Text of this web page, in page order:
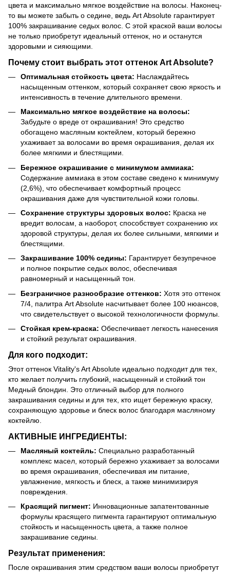
цвета и максимально мягкое воздействие на волосы. Наконец-
то вы можете забыть о седине, ведь Art Absolute гарантирует
100% закрашивание седых волос. С этой краской ваши волосы
не только приобретут идеальный оттенок, но и останутся
здоровыми и сияющими.
Почему стоит выбрать этот оттенок Art Absolute?
Оптимальная стойкость цвета: Наслаждайтесь
насыщенным оттенком, который сохраняет свою яркость и
интенсивность в течение длительного времени.
Максимально мягкое воздействие на волосы:
Забудьте о вреде от окрашивания! Это средство
обогащено масляным коктейлем, который бережно
ухаживает за волосами во время окрашивания, делая их
более мягкими и блестящими.
Бережное окрашивание с минимумом аммиака:
Содержание аммиака в этом составе сведено к минимуму
(2,6%), что обеспечивает комфортный процесс
окрашивания даже для чувствительной кожи головы.
Сохранение структуры здоровых волос: Краска не
вредит волосам, а наоборот, способствует сохранению их
здоровой структуры, делая их более сильными, мягкими и
блестящими.
Закрашивание 100% седины: Гарантирует безупречное
и полное покрытие седых волос, обеспечивая
равномерный и насыщенный тон.
Безграничное разнообразие оттенков: Хотя это оттенок
7/4, палитра Art Absolute насчитывает более 100 нюансов,
что свидетельствует о высокой технологичности формулы.
Стойкая крем-краска: Обеспечивает легкость нанесения
и стойкий результат окрашивания.
Для кого подходит:
Этот оттенок Vitality's Art Absolute идеально подходит для тех,
кто желает получить глубокий, насыщенный и стойкий тон
Медный блондин. Это отличный выбор для полного
закрашивания седины и для тех, кто ищет бережную краску,
сохраняющую здоровье и блеск волос благодаря масляному
коктейлю.
АКТИВНЫЕ ИНГРЕДИЕНТЫ:
Масляный коктейль: Специально разработанный
комплекс масел, который бережно ухаживает за волосами
во время окрашивания, обеспечивая им питание,
увлажнение, мягкость и блеск, а также минимизируя
повреждения.
Красящий пигмент: Инновационные запатентованные
формулы красящего пигмента гарантируют оптимальную
стойкость и насыщенность цвета, а также полное
закрашивание седины.
Результат применения:
После окрашивания этим средством ваши волосы приобретут